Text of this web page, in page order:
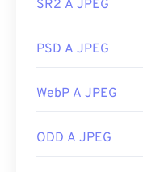
SR2 A JPEG
PSD A JPEG
WebP A JPEG
ODD A JPEG